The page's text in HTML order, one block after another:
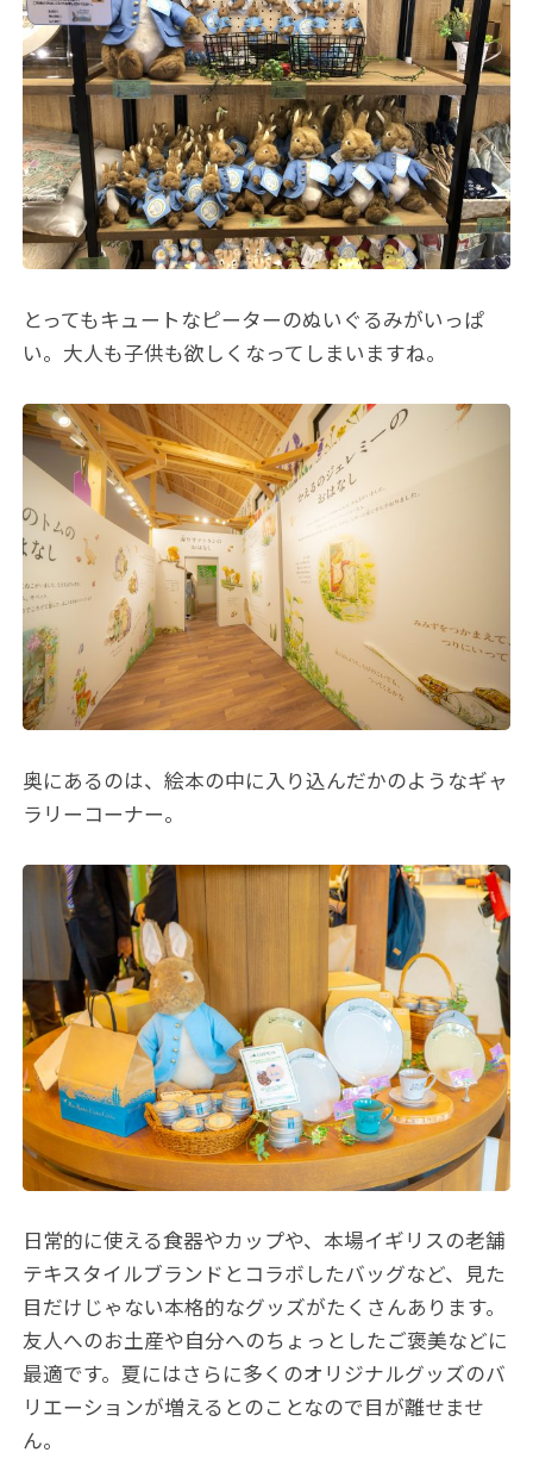
とってもキュートなピーターのぬいぐるみがいっぱ
い。大人も子供も欲しくなってしまいますね。
奥にあるのは、絵本の中に入り込んだかのようなギャ
ラリーコーナー。
日常的に使える食器やカップや、本場イギリスの老舗
テキスタイルブランドとコラボしたバッグなど、見た
目だけじゃない本格的なグッズがたくさんあります。
友人へのお土産や自分へのちょっとしたご褒美などに
最適です。夏にはさらに多くのオリジナルグッズのバ
リエーションが増えるとのことなので目が離せませ
ん。